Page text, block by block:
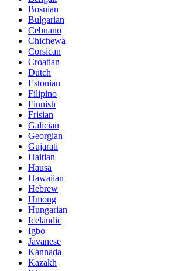
Bosnian
Bulgarian
Cebuano
Chichewa
Corsican
Croatian
Dutch
Estonian
Filipino
Finnish
Frisian
Galician
Georgian
Gujarati
Haitian
Hausa
Hawaiian
Hebrew
Hmong
Hungarian
Icelandic
Igbo
Javanese
Kannada
Kazakh